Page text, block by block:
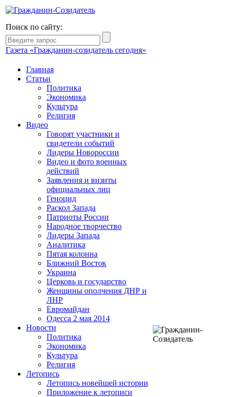
Поиск по сайту:
Газета «Гражданин-созидатель сегодня»
Главная
Статьи
Политика
Экономика
Культура
Религия
Видео
Говорят участники и
свидетели событий
Лидеры Новороссии
Видео и фото военных
действий
Заявления и визиты
официальных лиц
Геноцид
Раскол Запада
Патриоты России
Народное творчество
Лидеры Запада
Аналитика
Пятая колонна
Ближний Восток
Украина
Церковь и государство
Женщины ополчения ДНР и
ЛНР
Евромайдан
Одесса 2 мая 2014
Новости
Политика
Экономика
Культура
Религия
Летопись
Летопись новейшей истории
Приложение к летописи